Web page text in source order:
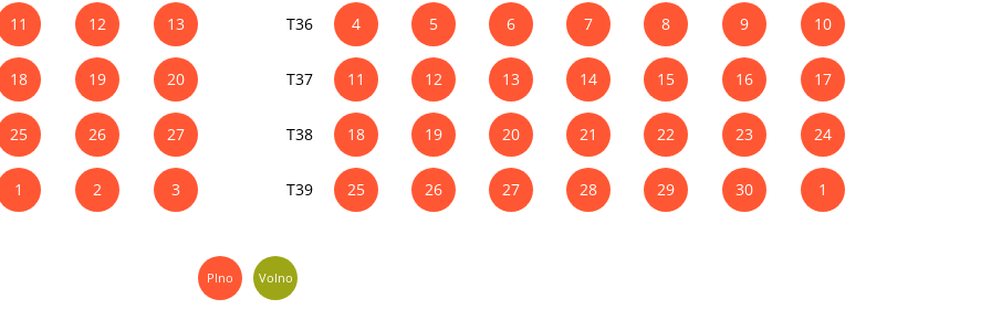
11 12 13
18 19 20
25 26 27
1 2 3
T36 4 5 6 7 8 9 10
T37 11 12 13 14 15 16 17
T38 18 19 20 21 22 23 24
T39 25 26 27 28 29 30 1
Plno Volno